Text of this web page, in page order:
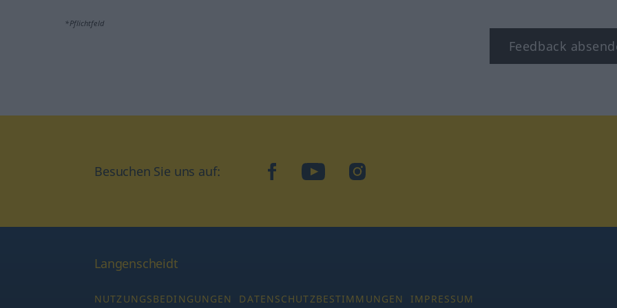
*Pflichtfeld
Feedback
Besuchen Sie uns auf: facebookYouTubeInstagram
Langenscheidt
NUTZUNGSBEDINGUNGEN DATENSCHUTZBESTIMMUNGEN IMPRESSUM